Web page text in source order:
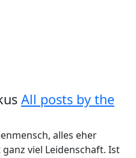
All posts by the
alles eher
viel Leidenschaft. Ist